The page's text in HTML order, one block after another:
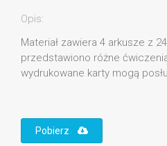
Opis:
Materiał zawiera 4 arkusze z
przedstawiono różne
wydrukowane karty mogą
Pobierz